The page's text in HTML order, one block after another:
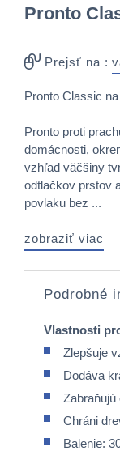
Pronto
Prejsť na :
Pronto Classic
Pronto proti
domácnosti,
vzhľad väčšiny
odtlačkov prstov
povlaku bez ...
zobraziť viac
Podrobné
Vlastnosti
Zlepšuje
Dodáva
Chráni
Balenie: